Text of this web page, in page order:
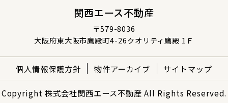
関西エース不動産
〒579-8036
大阪府東大阪市鷹殿町4-26クオリティ鷹殿 1Ｆ
個人情報保護方針 物件アーカイブ サイトマップ
Copyright 株式会社関西エース不動産 All Rights Reserved.